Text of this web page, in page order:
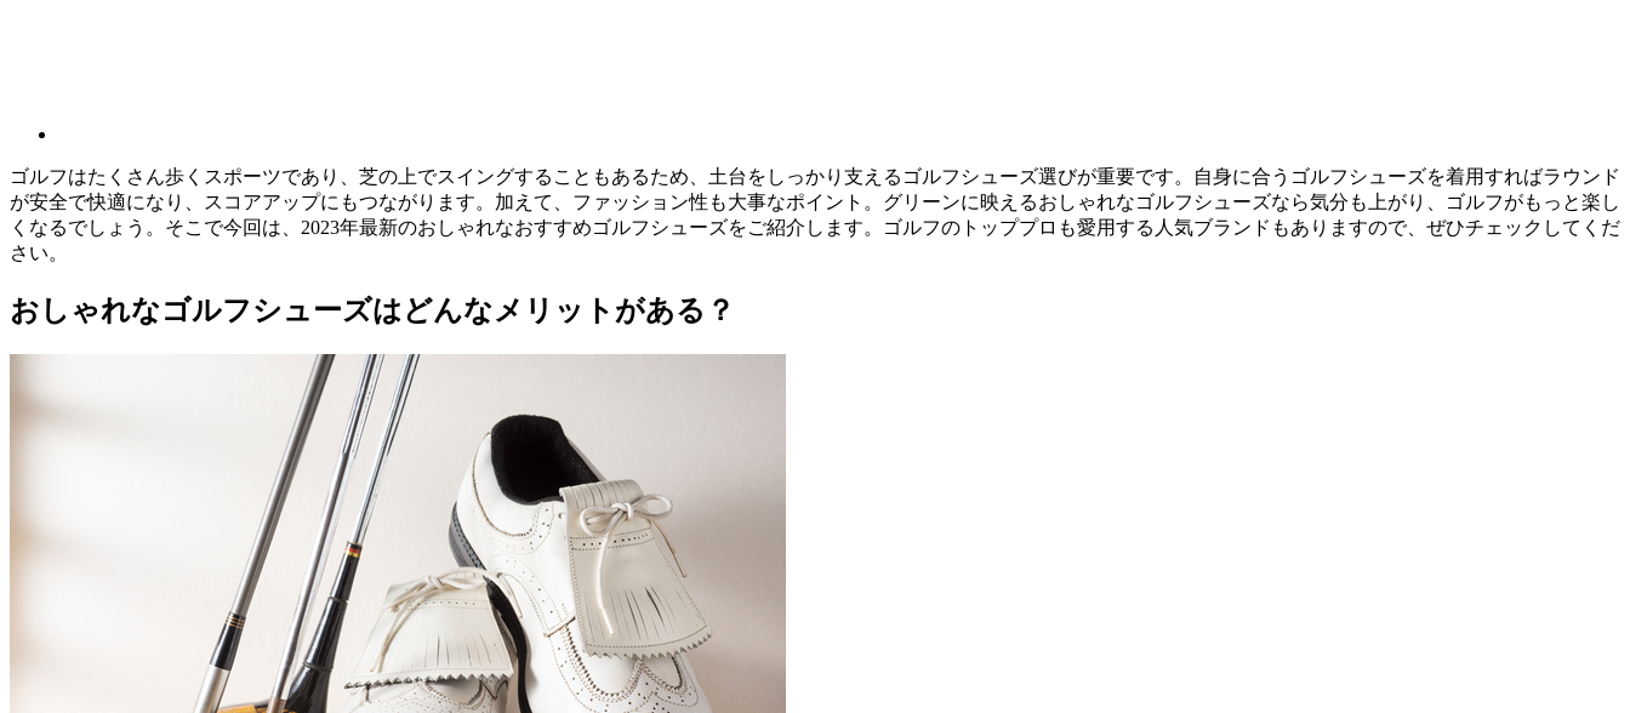
ゴルフはたくさん歩くスポーツであり、芝の上でスイングすることもあるため、土台をしっかり支えるゴルフシューズ選びが重要です。自身に合うゴルフシューズを着用すればラウンド
が安全で快適になり、スコアアップにもつながります。加えて、ファッション性も大事なポイント。グリーンに映えるおしゃれなゴルフシューズなら気分も上がり、ゴルフがもっと楽し
くなるでしょう。そこで今回は、2023年最新のおしゃれなおすすめゴルフシューズをご紹介します。ゴルフのトッププロも愛用する人気ブランドもありますので、ぜひチェックしてくだ
さい。
おしゃれなゴルフシューズはどんなメリットがある？